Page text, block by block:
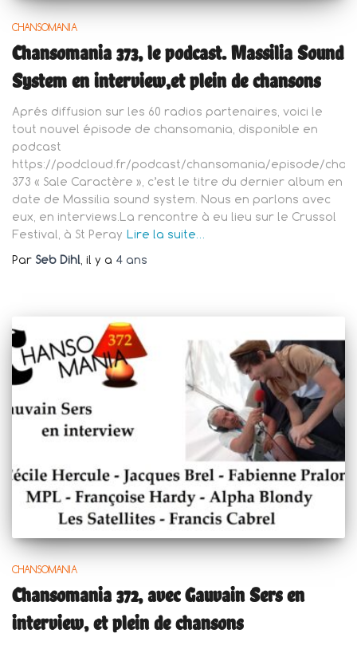
CHANSOMANIA
Chansomania 373, le podcast. Massilia Sound
System en interview,et plein de chansons
Aprés diffusion sur les 60 radios partenaires, voici le
tout nouvel épisode de chansomania, disponible en
podcast
https://podcloud.fr/podcast/chansomania/episode/
373 « Sale Caractère », c’est le titre du dernier album en
date de Massilia sound system. Nous en parlons avec
eux, en interviews.La rencontre à eu lieu sur le Crussol
Festival, à St Peray Lire la suite…
Par Seb Dihl , il y a 4 ans
CHANSOMANIA
Chansomania 372, avec Gauvain Sers en
interview, et plein de chansons